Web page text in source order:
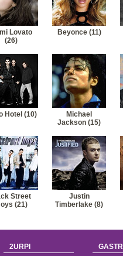
Lovato
(26)
Beyonce (11)
Hotel (10)
Michael
Jackson (15)
Street
(21)
Justin
Timberlake (8)
2URPI